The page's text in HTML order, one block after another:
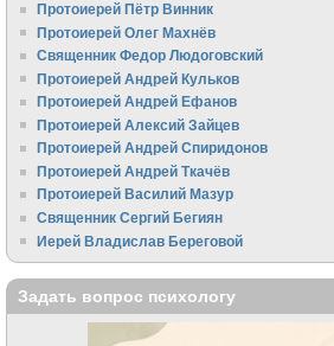
Протоиерей Пётр Винник
Протоиерей Олег Махнёв
Священник Федор Людоговский
Протоиерей Андрей Кульков
Протоиерей Андрей Ефанов
Протоиерей Алексий Зайцев
Протоиерей Андрей Спиридонов
Протоиерей Андрей Ткачёв
Протоиерей Василий Мазур
Священник Сергий Бегиян
Иерей Владислав Береговой
Задать вопрос психологу